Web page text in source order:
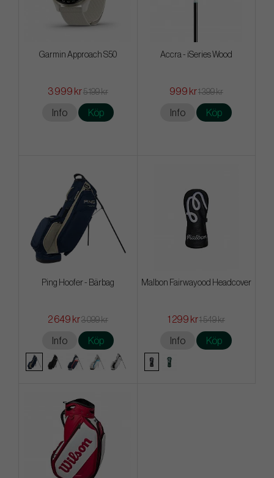
Garmin Approach S50
3 999 kr5 199 kr
Info Köp
Accra - iSeries Wood
999 kr1 399 kr
Info Köp
Ping Hoofer - Bärbag
2 649 kr3 099 kr
Info Köp
Malbon Fairwayood Headcover
1 299 kr1 549 kr
Info Köp